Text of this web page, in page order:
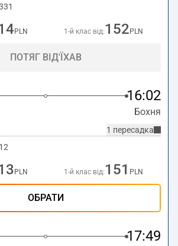
PLN 1-й клас від: 152 PLN
ПОТЯГ ВІД'ЇХАВ
16:02
Бохня
1 пересадка
PLN 1-й клас від: 151 PLN
ОБРАТИ
17:49